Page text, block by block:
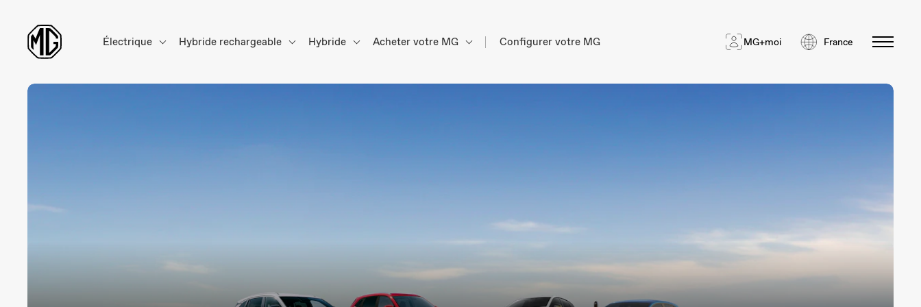
Électrique Hybride rechargeable Hybride Acheter votre MG Configurer votre MG MG+moi France